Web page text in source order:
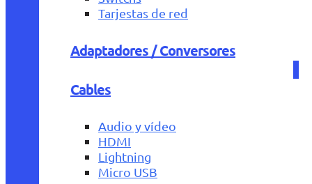
Tarjestas de red
Adaptadores / Conversores
Cables
Audio y vídeo
HDMI
Lightning
Micro USB